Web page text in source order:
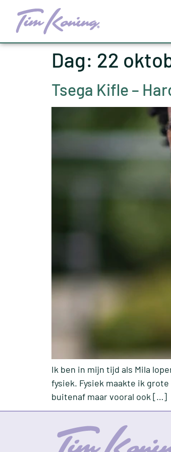
Dag: 22
Tsega Kifle –
Ik ben in mijn tijd als Mila
fysiek. Fysiek maakte ik
buitenaf maar vooral ook […]